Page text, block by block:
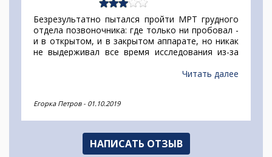
Безрезультатно пытался пройти МРТ грудного
отдела позвоночника: где только ни пробовал -
и в открытом, и в закрытом аппарате, но никак
не выдерживал все время исследования из-за
делать КТ грудного отдела позвоночника.
процедура заняла 5 минут, тяжко, но
них еще не дошел - что такое и как записать
исследование на флешку, никто из персонала не
Читать далее
Егорка Петров - 01.10.2019
НАПИСАТЬ ОТЗЫВ